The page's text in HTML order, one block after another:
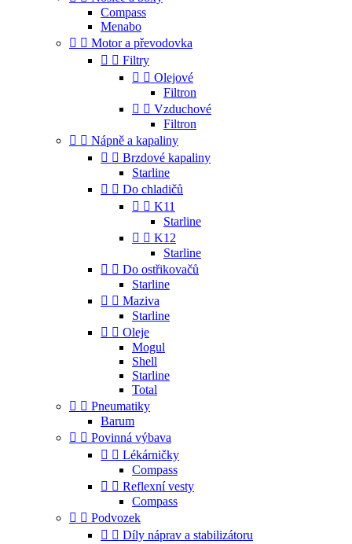
Compass
Menabo
  Motor a převodovka
  Filtry
  Olejové
Filtron
  Vzduchové
Filtron
  Nápně a kapaliny
  Brzdové kapaliny
Starline
  Do chladičů
  K11
Starline
  K12
Starline
  Do ostřikovačů
Starline
  Maziva
Starline
  Oleje
Mogul
Shell
Starline
Total
  Pneumatiky
Barum
  Povinná výbava
  Lékárničky
Compass
  Reflexní vesty
Compass
  Podvozek
  Díly náprav a stabilizátoru